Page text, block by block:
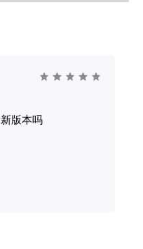
版本吗